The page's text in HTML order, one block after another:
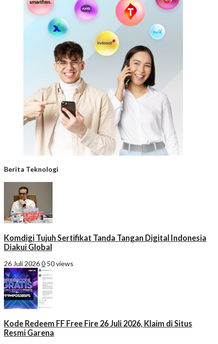
Berita Teknologi
Komdigi Tujuh Sertifikat Tanda Tangan Digital Indonesia
Diakui Global
26 Juli 20260 50 views
Kode Redeem FF Free Fire 26 Juli 2026, Klaim di Situs
Resmi Garena